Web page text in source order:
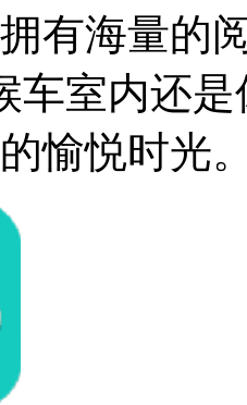
有海量的
车室内还
愉悦时光